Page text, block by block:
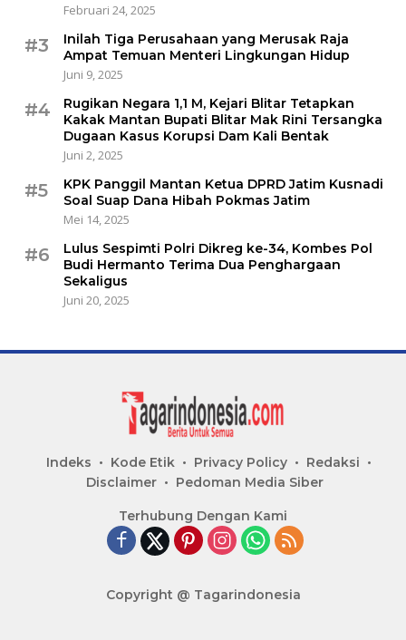
Februari 24, 2025
#3
Inilah Tiga Perusahaan yang Merusak Raja
Ampat Temuan Menteri Lingkungan Hidup
Juni 9, 2025
#4
Rugikan Negara 1,1 M, Kejari Blitar Tetapkan
Kakak Mantan Bupati Blitar Mak Rini Tersangka
Dugaan Kasus Korupsi Dam Kali Bentak
Juni 2, 2025
#5
KPK Panggil Mantan Ketua DPRD Jatim Kusnadi
Soal Suap Dana Hibah Pokmas Jatim
Mei 14, 2025
#6
Lulus Sespimti Polri Dikreg ke-34, Kombes Pol
Budi Hermanto Terima Dua Penghargaan
Sekaligus
Juni 20, 2025
Indeks Kode Etik Privacy Policy
Redaksi
Disclaimer
Pedoman Media Siber
Terhubung Dengan Kami
Copyright @ Tagarindonesia